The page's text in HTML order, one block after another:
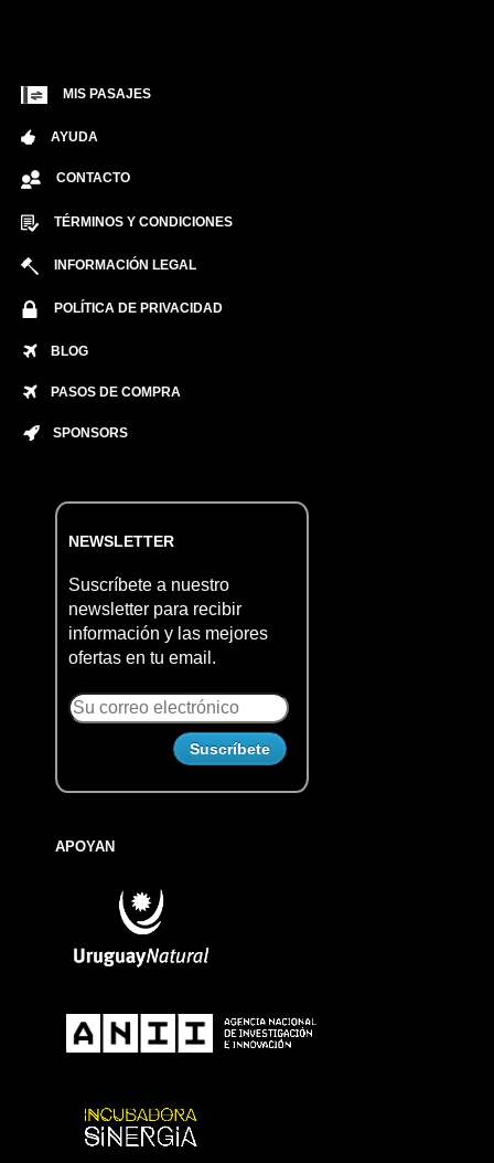
MIS PASAJES
AYUDA
CONTACTO
TÉRMINOS Y CONDICIONES
INFORMACIÓN LEGAL
POLÍTICA DE PRIVACIDAD
BLOG
PASOS DE COMPRA
SPONSORS
NEWSLETTER
Suscríbete a nuestro
newsletter para recibir
información y las mejores
ofertas en tu email.
APOYAN